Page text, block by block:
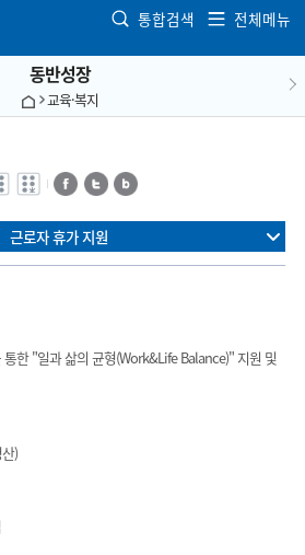
통합검색 전체메뉴
동반성장
교육·복지
자
기
전자점자
다운로드
페이스북트위터블로그
근로자 휴가 지원
한 "일과 삶의 균형(Work&Life Balance)" 지원 및
)